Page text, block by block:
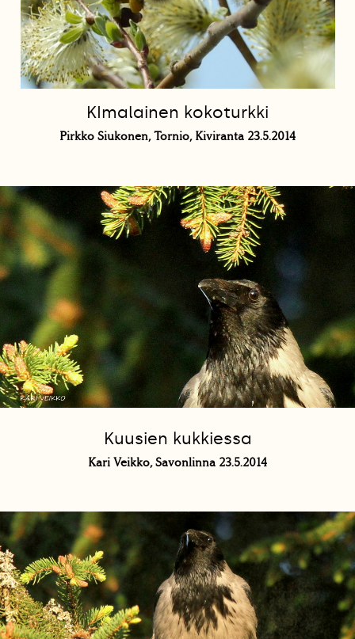
KImalainen kokoturkki
Pirkko Siukonen, Tornio, Kiviranta 23.5.2014
Kuusien kukkiessa
Kari Veikko, Savonlinna 23.5.2014